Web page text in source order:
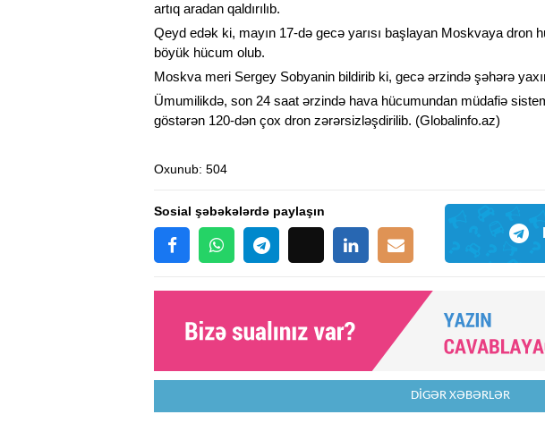
artıq aradan qaldırılıb.
Qeyd edək ki, mayın 17-də gecə yarısı başlayan Moskvaya dron
böyük hücum olub.
Moskva meri Sergey Sobyanin bildirib ki, gecə ərzində şəhərə
Ümumilikdə, son 24 saat ərzində hava hücumundan müdafiə
göstərən 120-dən çox dron zərərsizləşdirilib. (Globalinfo.az)
Oxunub: 504
Sosial şəbəkələrdə paylaşın
DİGƏR XƏBƏRLƏR